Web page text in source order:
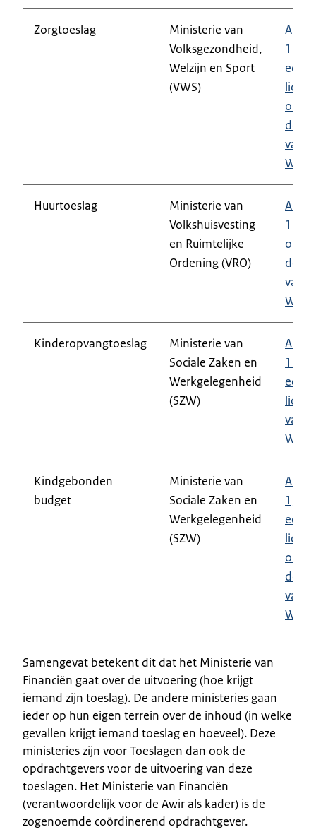
Zorgtoeslag
Ministerie van
Volksgezondheid,
Welzijn en Sport
(VWS)
1,
lid,
onder
deel
van
Wzt
Huurtoeslag
Ministerie van
Volkshuisvesting
en Ruimtelijke
Ordening (VRO)
1,
onder
deel
van
Wht
Kinderopvangtoeslag
Ministerie van
Sociale Zaken en
Werkgelegenheid
(SZW)
1.1,
lid,
van
Wko
Kindgebonden
budget
Ministerie van
Sociale Zaken en
Werkgelegenheid
(SZW)
1,
lid,
onder
deel
van
Wkb
Samengevat betekent dit dat het Ministerie van
Financiën gaat over de uitvoering (hoe krijgt
iemand zijn toeslag). De andere ministeries gaan
ieder op hun eigen terrein over de inhoud (in welke
gevallen krijgt iemand toeslag en hoeveel). Deze
ministeries zijn voor Toeslagen dan ook de
opdrachtgevers voor de uitvoering van deze
toeslagen. Het Ministerie van Financiën
(verantwoordelijk voor de Awir als kader) is de
zogenoemde coördinerend opdrachtgever.